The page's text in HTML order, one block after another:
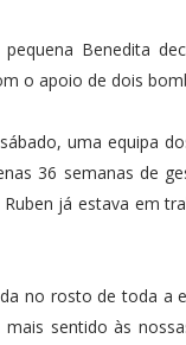
Benedita
o apoio de dois
uma equipa
36 semanas de
já estava em
no rosto de toda
sentido às